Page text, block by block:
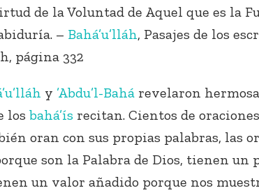
de la Voluntad de Aquel que es la
– Bahá’u’lláh, Pasajes de los
página 332
y ’Abdu’l-Bahá revelaron
los bahá’ís recitan. Cientos de
oran con sus propias palabras, las
son la Palabra de Dios, tienen un
un valor añadido porque nos